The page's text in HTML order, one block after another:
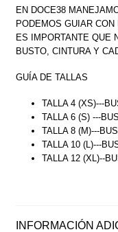
EN DOCE38
PODEMOS GUIAR
ES IMPORTANTE QUE
BUSTO, CINTURA Y
GUÍA DE TALLAS
TALLA 4 (XS)---
TALLA 6 (S) ---
TALLA 8 (M)---
TALLA 10 (L)---
TALLA 12 (XL)--
INFORMACIÓN